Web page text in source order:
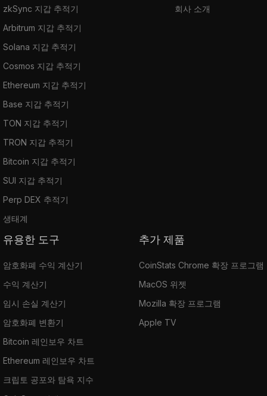
zkSync 지갑 추적기
Arbitrum 지갑 추적기
Solana 지갑 추적기
Cosmos 지갑 추적기
Ethereum 지갑 추적기
Base 지갑 추적기
TON 지갑 추적기
TRON 지갑 추적기
Bitcoin 지갑 추적기
SUI 지갑 추적기
Perp DEX 추적기
생태계
회사 소개
유용한 도구
암호화폐 수익 계산기
수익 계산기
임시 손실 계산기
암호화폐 변환기
Bitcoin 레인보우 차트
Ethereum 레인보우 차트
크립토 공포와 탐욕 지수
추가 제품
CoinStats Chrome 확장 프로그램
MacOS 위젯
Mozilla 확장 프로그램
Apple TV